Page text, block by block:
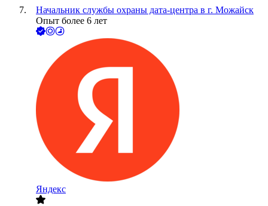
Начальник службы охраны дата-центра в г. Можайск
Опыт более 6 лет
Яндекс